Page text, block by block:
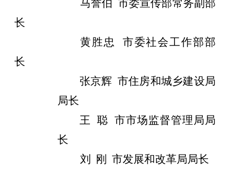
马誉伯 市委宣传部常务副部
长
黄胜忠
市委社会工作部部
长
张京辉 市住房和城乡建设局
局长
王 聪 市市场监督管理局局
长
刘
刚 市发展和改革局局长